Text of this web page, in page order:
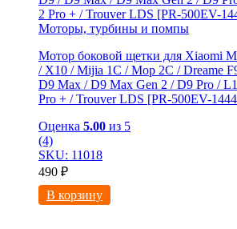
Моторы, турбины и помпы
Мотор боковой щетки для Xiaomi
/ X10 / Mijia 1C / Mop 2C / Dreame
D9 Max / D9 Мах Gen 2 / D9 Pro /
Pro + / Trouver LDS [PR-500EV-
Оценка 5.00 из 5
(4)
SKU: 11018
490 ₽
В корзину